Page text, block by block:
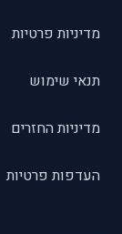
מדיניות פרטיות
תנאי שימוש
מדיניות החזרים
העדפות פרטיות